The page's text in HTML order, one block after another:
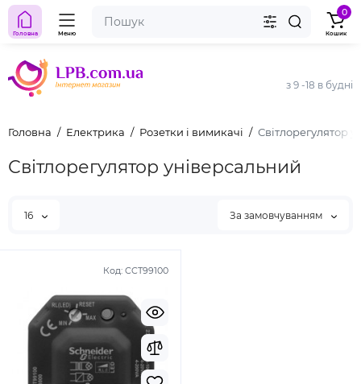
з 9 -18 в будні
Головна Меню
0
Кошик
Головна Електрика Розетки і вимикачі Світлорегулятор
Світлорегулятор універсальний
16 За замовчуванням
Код: CCT99100